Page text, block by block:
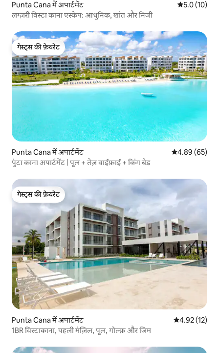
Punta Cana में अपार्टमेंट औसत रेटिंग 5
5.0 (10)
लग्ज़री विस्टा काना एस्केप: आधुनिक, शांत और निजी
गेस्ट्स की फ़ेवरेट
गेस्ट्स की फ़ेवरेट
Punta Cana में अपार्टमेंट औसत रेटिंग 5 में
4.89 (65)
पुंटा काना अपार्टमेंट | पूल + तेज़ वाईफ़ाई + किंग बेड
गेस्ट्स की फ़ेवरेट
गेस्ट्स की फ़ेवरेट
Punta Cana में अपार्टमेंट औसत रेटिंग 5 में
4.92 (12)
1BR विस्टाकाना, पहली मंज़िल, पूल, गोल्फ़ और जिम